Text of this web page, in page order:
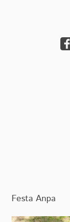
Festa Anpa